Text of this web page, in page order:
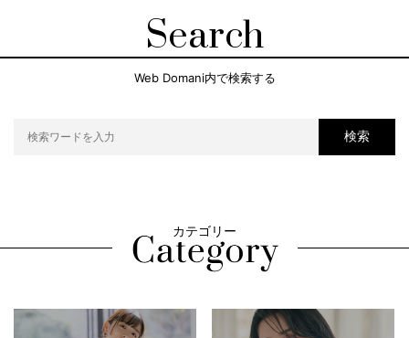
Search
Web Domani内で検索する
検索
カテゴリー